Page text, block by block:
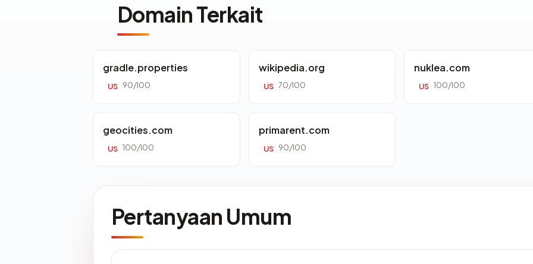
Domain Terkait
gradle.properties
US 90/100
wikipedia.org
US 70/100
nuklea.com
US 100/100
geocities.com
US 100/100
primarent.com
US 90/100
Pertanyaan Umum